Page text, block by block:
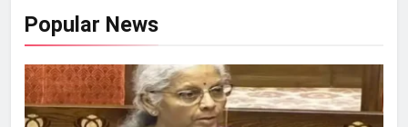
Popular News